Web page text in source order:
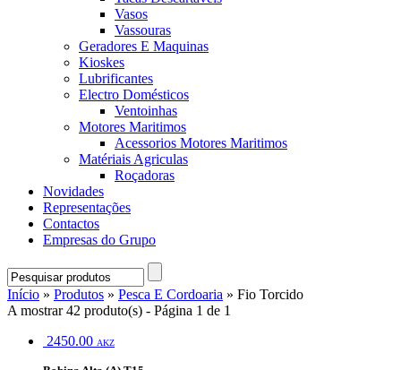
Vasos
Vassouras
Geradores E Maquinas
Kioskes
Lubrificantes
Electro Domésticos
Ventoinhas
Motores Maritimos
Acessorios Motores Maritimos
Matériais Agriculas
Roçadoras
Novidades
Representações
Contactos
Empresas do Grupo
Início » Produtos » Pesca E Cordoaria » Fio Torcido
A mostrar 42 produto(s) - Página 1 de 1
2450.00 AKZ